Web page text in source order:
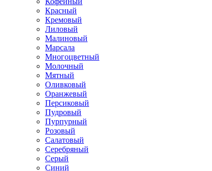
Красный
Кремовый
Лиловый
Малиновый
Марсала
Многоцветный
Молочный
Мятный
Оливковый
Оранжевый
Персиковый
Пудровый
Пурпурный
Розовый
Салатовый
Серебряный
Серый
Синий